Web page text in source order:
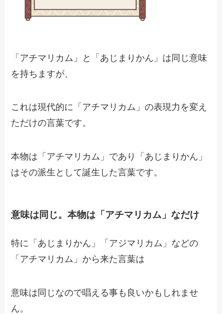
「アチマリカム」と「あじまりかん」は同じ意味
を持ちますが、
これは現代的に「アチマリカム」の表現力を変え
ただけの言葉です。
本物は「アチマリカム」であり「あじまりかん」
はその派生として誕生した言葉です。
意味は同じ。本物は「アチマリカム」なだけ
特に「あじまりかん」「アジマリカム」などの
「アチマリカム」から来た言葉は
意味は同じなので唱える事も良いかもしれませ
ん。